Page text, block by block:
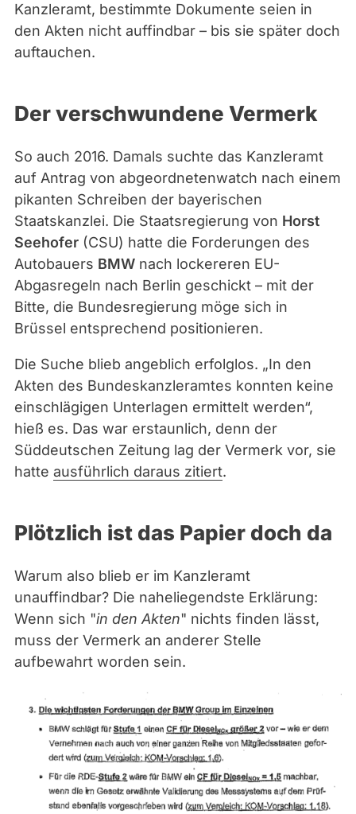
m
Kanzleramt, bestimmte Dokumente seien in
den Akten nicht auffindbar – bis sie später doch
auftauchen.
Der verschwundene Vermerk
So auch 2016. Damals suchte das Kanzleramt
auf Antrag von abgeordnetenwatch nach einem
pikanten Schreiben der bayerischen
Staatskanzlei. Die Staatsregierung von Horst
Seehofer (CSU) hatte die Forderungen des
Autobauers BMW nach lockereren EU-
Abgasregeln nach Berlin geschickt – mit der
Bitte, die Bundesregierung möge sich in
Brüssel entsprechend positionieren.
Die Suche blieb angeblich erfolglos. „In den
Akten des Bundeskanzleramtes konnten keine
einschlägigen Unterlagen ermittelt werden“,
hieß es. Das war erstaunlich, denn der
Süddeutschen Zeitung lag der Vermerk vor, sie
hatte ausführlich daraus zitiert.
Plötzlich ist das Papier doch da
Warum also blieb er im Kanzleramt
unauffindbar? Die naheliegendste Erklärung:
Wenn sich "in den Akten" nichts finden lässt,
muss der Vermerk an anderer Stelle
aufbewahrt worden sein.